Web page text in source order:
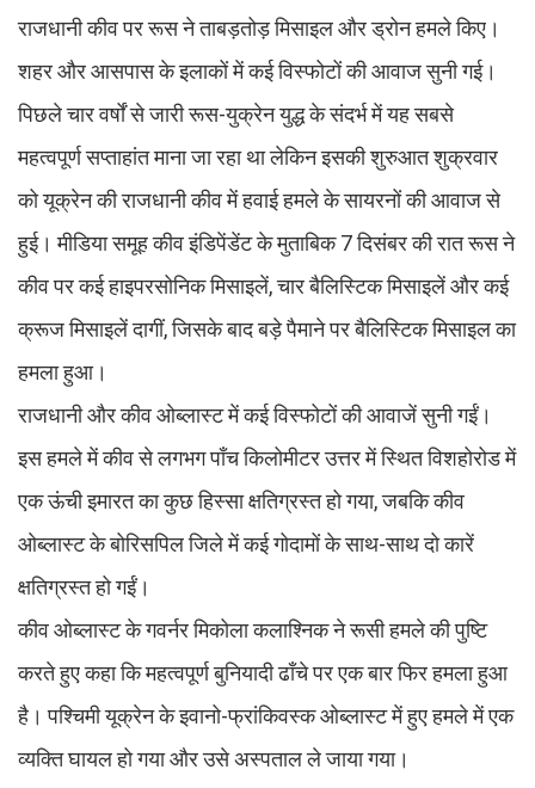
राजधानी कीव पर रूस ने ताबड़तोड़ मिसाइल और ड्रोन हमले किए।
शहर और आसपास के इलाकों में कई विस्फोटों की आवाज सुनी गई।
पिछले चार वर्षों से जारी रूस-युक्रेन युद्ध के संदर्भ में यह सबसे
महत्वपूर्ण सप्ताहांत माना जा रहा था लेकिन इसकी शुरुआत शुक्रवार
को यूक्रेन की राजधानी कीव में हवाई हमले के सायरनों की आवाज से
हुई। मीडिया समूह कीव इंडिपेंडेंट के मुताबिक 7 दिसंबर की रात रूस ने
कीव पर कई हाइपरसोनिक मिसाइलें, चार बैलिस्टिक मिसाइलें और कई
क्रूज मिसाइलें दागीं, जिसके बाद बड़े पैमाने पर बैलिस्टिक मिसाइल का
हमला हुआ।
राजधानी और कीव ओब्लास्ट में कई विस्फोटों की आवाजें सुनी गईं।
इस हमले में कीव से लगभग पाँच किलोमीटर उत्तर में स्थित विशहोरोड में
एक ऊंची इमारत का कुछ हिस्सा क्षतिग्रस्त हो गया, जबकि कीव
ओब्लास्ट के बोरिसपिल जिले में कई गोदामों के साथ-साथ दो कारें
क्षतिग्रस्त हो गईं।
कीव ओब्लास्ट के गवर्नर मिकोला कलाश्निक ने रूसी हमले की पुष्टि
करते हुए कहा कि महत्वपूर्ण बुनियादी ढाँचे पर एक बार फिर हमला हुआ
है। पश्चिमी यूक्रेन के इवानो-फ्रांकिवस्क ओब्लास्ट में हुए हमले में एक
व्यक्ति घायल हो गया और उसे अस्पताल ले जाया गया।